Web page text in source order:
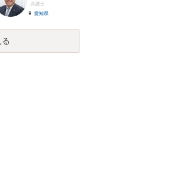
弁護士
愛知県